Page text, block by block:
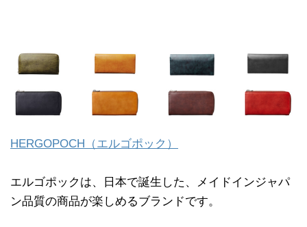
HERGOPOCH（エルゴポック）
エルゴポックは、日本で誕生した、メイドインジャパ
ン品質の商品が楽しめるブランドです。